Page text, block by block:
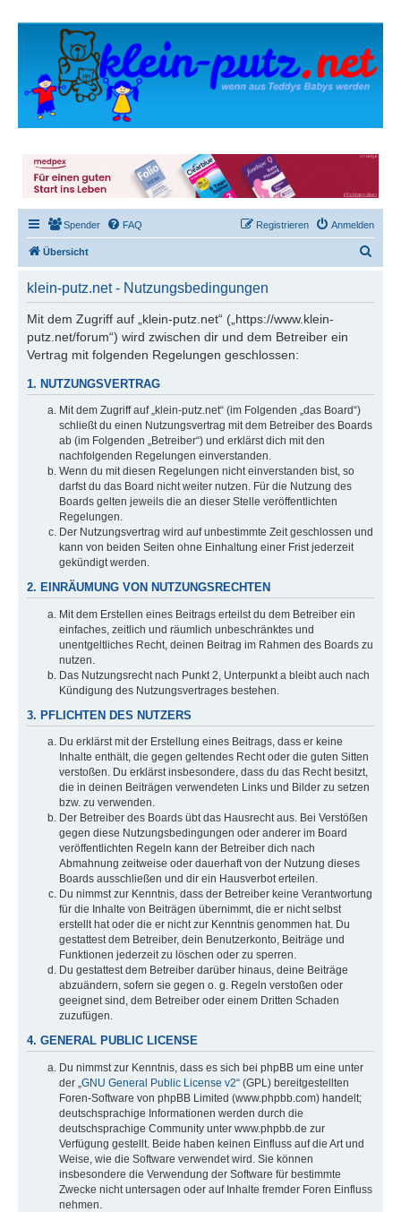
Spender FAQ Anmelden
Registrieren
Übersicht
klein-putz.net - Nutzungsbedingungen
Mit dem Zugriff auf „klein-putz.net“ („https://www.klein-
putz.net/forum“) wird zwischen dir und dem Betreiber ein
Vertrag mit folgenden Regelungen geschlossen:
1. NUTZUNGSVERTRAG
Mit dem Zugriff auf „klein-putz.net“ (im Folgenden „das Board“)
schließt du einen Nutzungsvertrag mit dem Betreiber des Boards
ab (im Folgenden „Betreiber“) und erklärst dich mit den
nachfolgenden Regelungen einverstanden.
Wenn du mit diesen Regelungen nicht einverstanden bist, so
darfst du das Board nicht weiter nutzen. Für die Nutzung des
Boards gelten jeweils die an dieser Stelle veröffentlichten
Regelungen.
Der Nutzungsvertrag wird auf unbestimmte Zeit geschlossen und
kann von beiden Seiten ohne Einhaltung einer Frist jederzeit
gekündigt werden.
2. EINRÄUMUNG VON NUTZUNGSRECHTEN
Mit dem Erstellen eines Beitrags erteilst du dem Betreiber ein
einfaches, zeitlich und räumlich unbeschränktes und
unentgeltliches Recht, deinen Beitrag im Rahmen des Boards zu
nutzen.
Das Nutzungsrecht nach Punkt 2, Unterpunkt a bleibt auch nach
Kündigung des Nutzungsvertrages bestehen.
3. PFLICHTEN DES NUTZERS
Du erklärst mit der Erstellung eines Beitrags, dass er keine
Inhalte enthält, die gegen geltendes Recht oder die guten Sitten
verstoßen. Du erklärst insbesondere, dass du das Recht besitzt,
die in deinen Beiträgen verwendeten Links und Bilder zu setzen
bzw. zu verwenden.
Der Betreiber des Boards übt das Hausrecht aus. Bei Verstößen
gegen diese Nutzungsbedingungen oder anderer im Board
veröffentlichten Regeln kann der Betreiber dich nach
Abmahnung zeitweise oder dauerhaft von der Nutzung dieses
Boards ausschließen und dir ein Hausverbot erteilen.
Du nimmst zur Kenntnis, dass der Betreiber keine Verantwortung
für die Inhalte von Beiträgen übernimmt, die er nicht selbst
erstellt hat oder die er nicht zur Kenntnis genommen hat. Du
gestattest dem Betreiber, dein Benutzerkonto, Beiträge und
Funktionen jederzeit zu löschen oder zu sperren.
Du gestattest dem Betreiber darüber hinaus, deine Beiträge
abzuändern, sofern sie gegen o. g. Regeln verstoßen oder
geeignet sind, dem Betreiber oder einem Dritten Schaden
zuzufügen.
4. GENERAL PUBLIC LICENSE
Du nimmst zur Kenntnis, dass es sich bei phpBB um eine unter
der „ GNU General Public License v2“ (GPL) bereitgestellten
Foren-Software von phpBB Limited (www.phpbb.com) handelt;
deutschsprachige Informationen werden durch die
deutschsprachige Community unter www.phpbb.de zur
Verfügung gestellt. Beide haben keinen Einfluss auf die Art und
Weise, wie die Software verwendet wird. Sie können
insbesondere die Verwendung der Software für bestimmte
Zwecke nicht untersagen oder auf Inhalte fremder Foren Einfluss
nehmen.